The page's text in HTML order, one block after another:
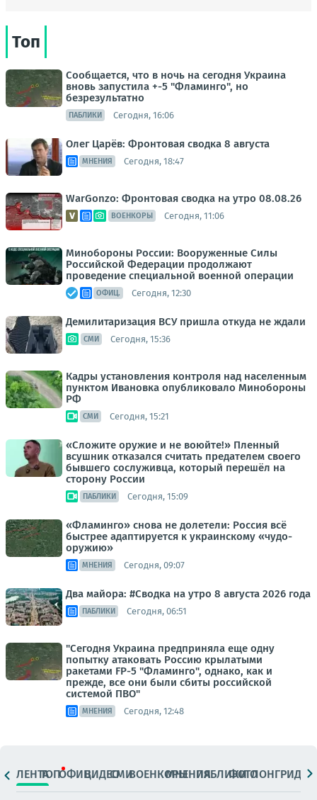
Топ
Сообщается, что в ночь на сегодня Украина
вновь запустила +-5 "Фламинго", но
безрезультатно
ПАБЛИКИ Сегодня, 16:06
Олег Царёв: Фронтовая сводка 8 августа
МНЕНИЯ Сегодня, 18:47
WarGonzo: Фронтовая сводка на утро 08.08.26
ВОЕНКОРЫ Сегодня, 11:06
Минобороны России: Вооруженные Силы
Российской Федерации продолжают
проведение специальной военной операции
ОФИЦ. Сегодня, 12:30
Демилитаризация ВСУ пришла откуда не ждали
СМИ Сегодня, 15:36
Кадры установления контроля над населенным
пунктом Ивановка опубликовало Минобороны
РФ
СМИ Сегодня, 15:21
«Сложите оружие и не воюйте!» Пленный
всушник отказался считать предателем своего
бывшего сослуживца, который перешёл на
сторону России
ПАБЛИКИ Сегодня, 15:09
«Фламинго» снова не долетели: Россия всё
быстрее адаптируется к украинскому «чудо-
оружию»
МНЕНИЯ Сегодня, 09:07
Два майора: #Сводка на утро 8 августа 2026 года
ПАБЛИКИ Сегодня, 06:51
"Сегодня Украина предприняла еще одну
попытку атаковать Россию крылатыми
ракетами FP-5 "Фламинго", однако, как и
прежде, все они были сбиты российской
системой ПВО"
МНЕНИЯ Сегодня, 12:48
ЛЕНТАТОПОФИЦ.ВИДЕОСМИВОЕНКОРЫМНЕНИЯПАБЛИКИ
ФОТОЛОНГРИДЫ